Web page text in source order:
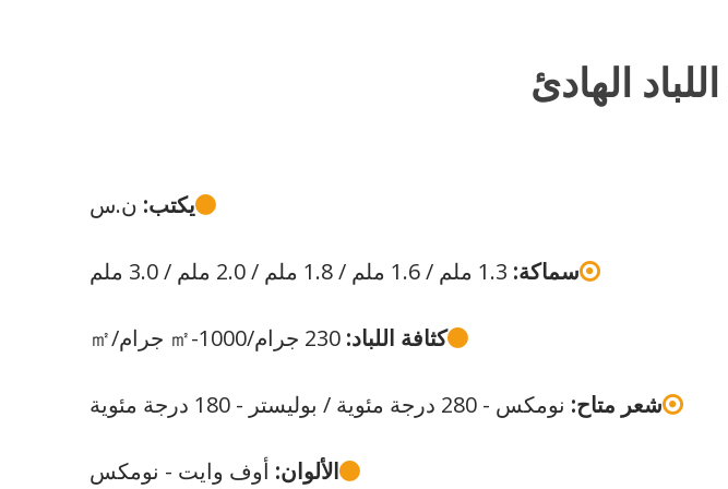
الهادئ
يكتب: ن.س
سماكة:
كثافة اللباد:
شعر متاح: نومكس - 280 درجة مئوية / بوليستر - 180 درجة مئوية
الألوان: أوف وايت - نومكس